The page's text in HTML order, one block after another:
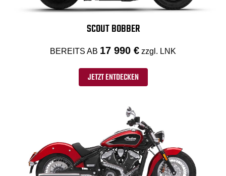
SCOUT BOBBER
BEREITS AB 17 990 € zzgl. LNK
JETZT ENTDECKEN